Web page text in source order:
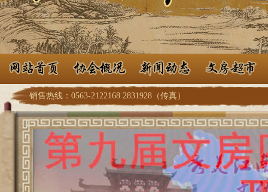
销售热线：0563-2122168 2831928（传真）